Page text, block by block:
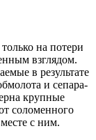
на поте­ри
взгля­дом.
в резуль­та­те
и сепа­ра­
круп­ные
соло­мен­но­го
с ним.